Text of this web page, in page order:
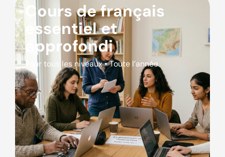
Cours de français
essentiel et
approfondi
Pour tous les niveaux • Toute l’année